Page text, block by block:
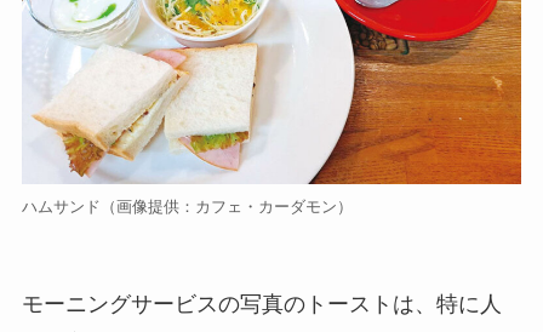
ハムサンド（画像提供：カフェ・カーダモン）
モーニングサービスの写真のトーストは、特に人